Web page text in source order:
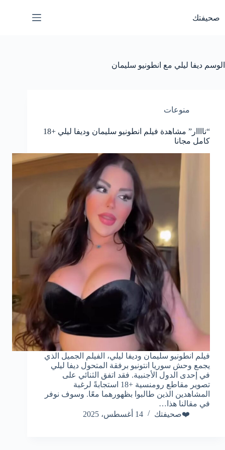
المحتوى
صحيفتك
الوسم ديفا ليلي مع انطونيو سليمان
منوعات
“ناااار” مشاهدة فيلم انطونيو سليمان وديفا ليلي +18
كامل مجانا
فيلم انطونيو سليمان وديفا ليلي، الفيلم الجميل الذي
يجمع وحش سوريا انتونيو برفقة المتحول ديفا ليلي
في إحدى الدول الأجنبية. فقد اتفق الثنائي على
تصوير مقاطع رومنسية +18 استجابةً لرغبة
المشاهدين الذين طالبوا بظهورهما معًا. وسوف نوفر
في مقالنا هذا…
❤️صحيفتك
14 أغسطس، 2025